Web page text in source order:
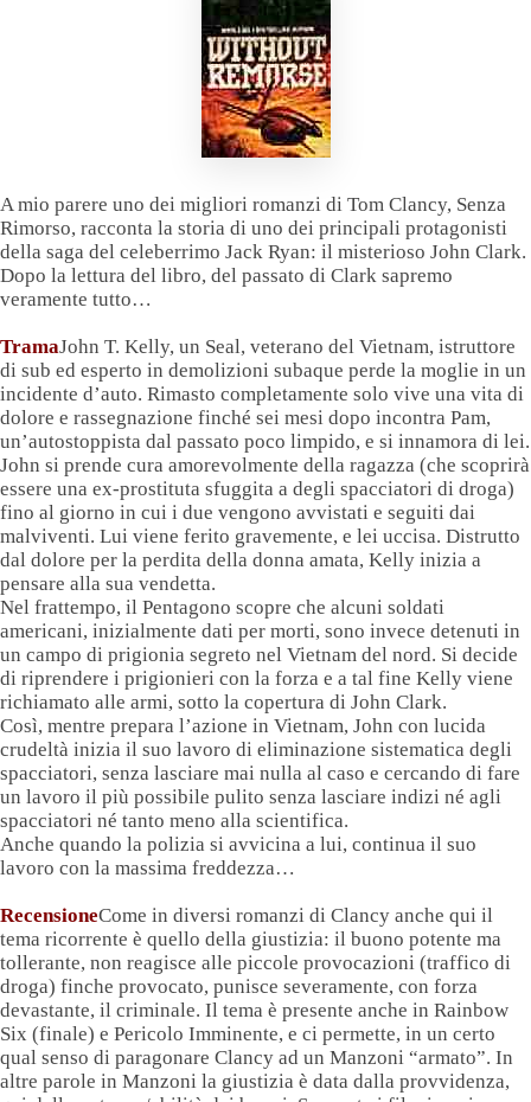
A mio parere uno dei migliori romanzi di Tom Clancy, Senza
Rimorso, racconta la storia di uno dei principali protagonisti
della saga del celeberrimo Jack Ryan: il misterioso John Clark.
Dopo la lettura del libro, del passato di Clark sapremo
veramente tutto…
TramaJohn T. Kelly, un Seal, veterano del Vietnam, istruttore
di sub ed esperto in demolizioni subaque perde la moglie in un
incidente d’auto. Rimasto completamente solo vive una vita di
dolore e rassegnazione finché sei mesi dopo incontra Pam,
un’autostoppista dal passato poco limpido, e si innamora di lei.
John si prende cura amorevolmente della ragazza (che scoprirà
essere una ex-prostituta sfuggita a degli spacciatori di droga)
fino al giorno in cui i due vengono avvistati e seguiti dai
malviventi. Lui viene ferito gravemente, e lei uccisa. Distrutto
dal dolore per la perdita della donna amata, Kelly inizia a
pensare alla sua vendetta.
Nel frattempo, il Pentagono scopre che alcuni soldati
americani, inizialmente dati per morti, sono invece detenuti in
un campo di prigionia segreto nel Vietnam del nord. Si decide
di riprendere i prigionieri con la forza e a tal fine Kelly viene
richiamato alle armi, sotto la copertura di John Clark.
Così, mentre prepara l’azione in Vietnam, John con lucida
crudeltà inizia il suo lavoro di eliminazione sistematica degli
spacciatori, senza lasciare mai nulla al caso e cercando di fare
un lavoro il più possibile pulito senza lasciare indizi né agli
spacciatori né tanto meno alla scientifica.
Anche quando la polizia si avvicina a lui, continua il suo
lavoro con la massima freddezza…
RecensioneCome in diversi romanzi di Clancy anche qui il
tema ricorrente è quello della giustizia: il buono potente ma
tollerante, non reagisce alle piccole provocazioni (traffico di
droga) finche provocato, punisce severamente, con forza
devastante, il criminale. Il tema è presente anche in Rainbow
Six (finale) e Pericolo Imminente, e ci permette, in un certo
qual senso di paragonare Clancy ad un Manzoni “armato”. In
altre parole in Manzoni la giustizia è data dalla provvidenza,